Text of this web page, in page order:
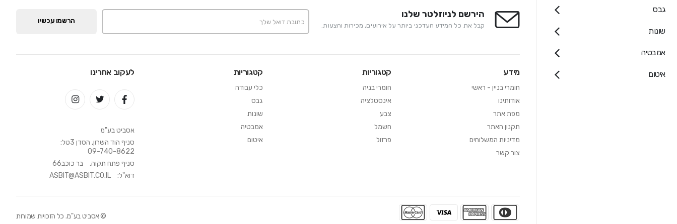
גבס
שונות
אמבטיה
איטום
הירשם לניוזלטר שלנו
קבל את כל המידע העדכני ביותר על אירועים, מכירות והצעות.
הרשמו עכשיו
מידע
חומרי בניין - ראשי
אודותינו
מפת אתר
תקנון האתר
מדיניות המשלוחים
צור קשר
קטגוריות
חומרי בניה
אינסטלציה
צבע
חשמל
פרזול
קטגוריות
כלי עבודה
גבס
שונות
אמבטיה
איטום
לעקוב אחרינו
אסביט בע"מ
סניף הוד השרון, הסדן 3טל:
09-740-8622
סניף פתח תקוה,
בר כוכב66
דוא"ל:
ASBIT@ASBIT.CO.IL
© אסביט בע"מ. כל הזכויות שמורות